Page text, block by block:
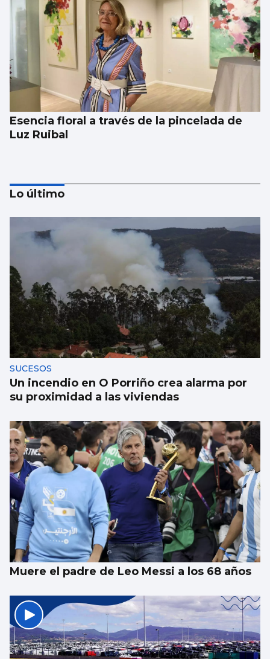
Esencia floral a través de la pincelada de
Luz Ruibal
Xanma Louro, de The Rapants: “Sempre foi
complicado dicir que tocamos. Somos un
guiso, abertos a todo”
Lo último
SUCESOS
Un incendio en O Porriño crea alarma por
su proximidad a las viviendas
Muere el padre de Leo Messi a los 68 años